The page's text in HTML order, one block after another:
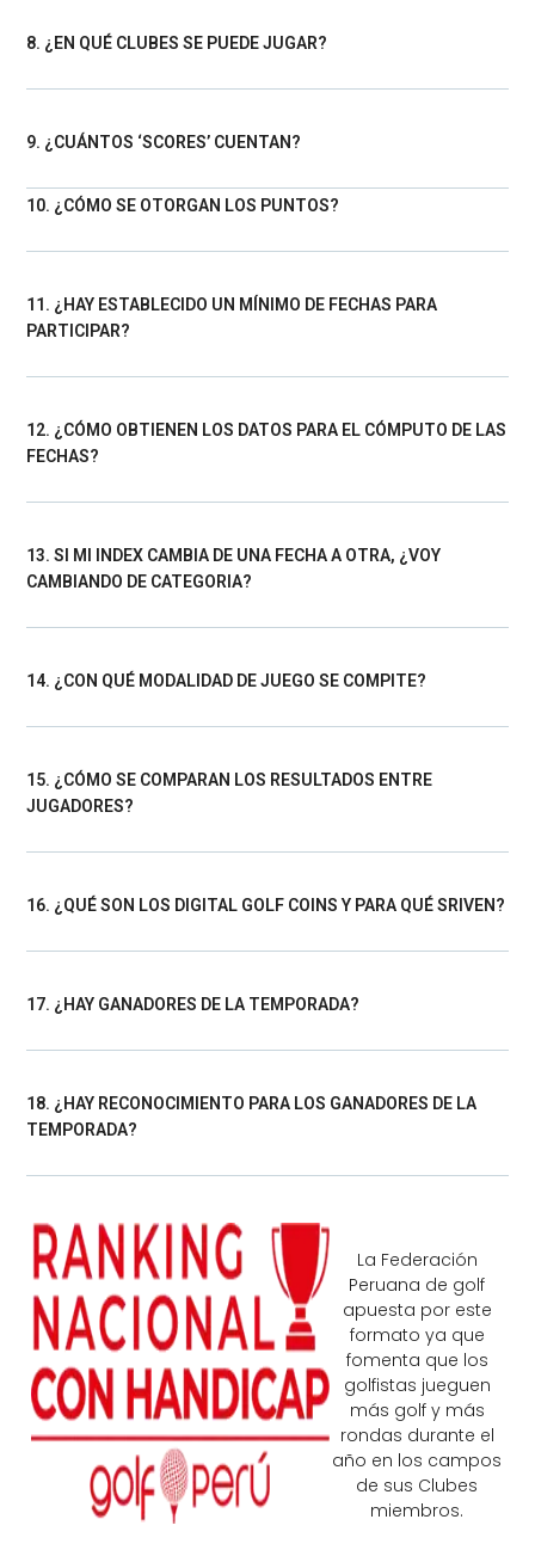
8. ¿EN QUÉ CLUBES SE PUEDE JUGAR?
9. ¿CUÁNTOS ‘SCORES’ CUENTAN?
10. ¿CÓMO SE OTORGAN LOS PUNTOS?
11. ¿HAY ESTABLECIDO UN MÍNIMO DE FECHAS PARA
PARTICIPAR?
12. ¿CÓMO OBTIENEN LOS DATOS PARA EL CÓMPUTO DE LAS
FECHAS?
13. SI MI INDEX CAMBIA DE UNA FECHA A OTRA, ¿VOY
CAMBIANDO DE CATEGORIA?
14. ¿CON QUÉ MODALIDAD DE JUEGO SE COMPITE?
15. ¿CÓMO SE COMPARAN LOS RESULTADOS ENTRE
JUGADORES?
16. ¿QUÉ SON LOS DIGITAL GOLF COINS Y PARA QUÉ SRIVEN?
17. ¿HAY GANADORES DE LA TEMPORADA?
18. ¿HAY RECONOCIMIENTO PARA LOS GANADORES DE LA
TEMPORADA?
La Federación
Peruana de golf
apuesta por este
formato ya que
fomenta que los
golfistas jueguen
más golf y más
rondas durante el
año en los campos
de sus Clubes
miembros.